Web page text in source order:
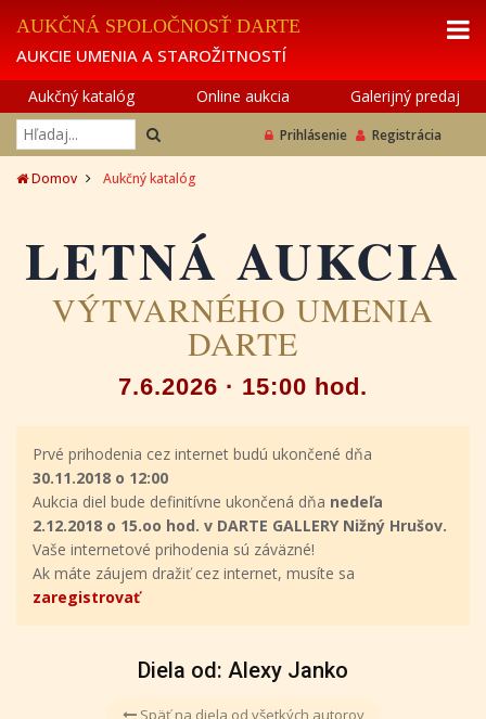
AUKČNÁ SPOLOČNOSŤ DARTE
AUKCIE UMENIA A STAROŽITNOSTÍ
Aukčný katalóg Online aukcia Galerijný predaj
Prihlásenie Registrácia
Domov Aukčný katalóg
LETNÁ AUKCIA
VÝTVARNÉHO UMENIA
DARTE
7.6.2026 · 15:00 hod.
Prvé prihodenia cez internet budú ukončené dňa
30.11.2018 o 12:00
Aukcia diel bude definitívne ukončená dňa nedeľa
2.12.2018 o 15.oo hod. v DARTE GALLERY Nižný Hrušov.
Vaše internetové prihodenia sú záväzné!
Ak máte záujem dražiť cez internet, musíte sa
zaregistrovať
Diela od: Alexy Janko
Späť na diela od všetkých autorov